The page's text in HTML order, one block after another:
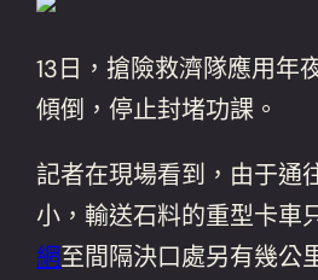
13日，搶險救濟隊應用年
傾倒，停止封堵功課。
記者在現場看到，由于通
小，輸送石料的重型卡車
網至間隔決口處另有幾公